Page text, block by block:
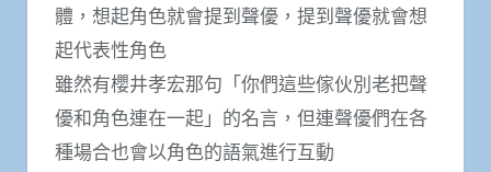
體，想起角色就會提到聲優，提到聲優就會想
起代表性角色
雖然有櫻井孝宏那句「你們這些傢伙別老把聲
優和角色連在一起」的名言，但連聲優們在各
種場合也會以角色的語氣進行互動